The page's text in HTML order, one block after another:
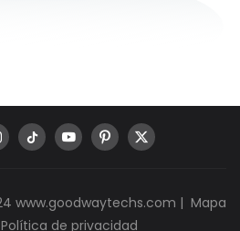
www.goodwaytechs.com | Mapa
Política de privacidad